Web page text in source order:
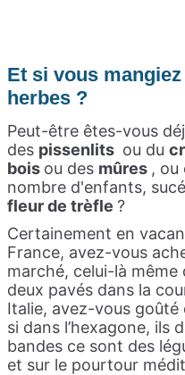
Et si vous
herbes ?
Peut-être êtes-vous
des pissenlits ou du
bois ou des mûres , ou
nombre d'enfants,
fleur de trèfle ?
Certainement en
France, avez-vous
marché, celui-là
deux pavés dans la
Italie, avez-vous goûté
si dans l’hexagone, ils
bandes ce sont des
et sur le pourtour